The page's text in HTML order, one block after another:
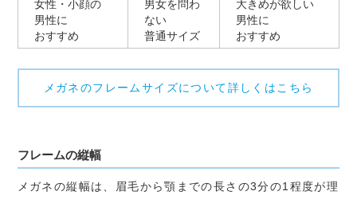
女性・小顔の
男性に
おすすめ
男女を問わ
ない
普通サイズ
大きめが欲しい
男性に
おすすめ
メガネのフレームサイズについて詳しくはこちら
フレームの縦幅
メガネの縦幅は、眉毛から顎までの長さの3分の1程度が理